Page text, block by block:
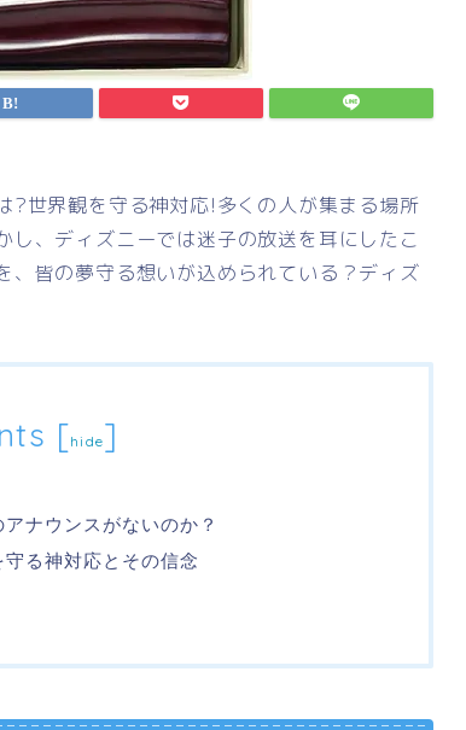
?世界観を守る神対応!多くの人が集まる場所
、ディズニーでは迷子の放送を耳にしたこ
、皆の夢守る想いが込められている？ディズ
[hide]
ナウンスがないのか？
る神対応とその信念